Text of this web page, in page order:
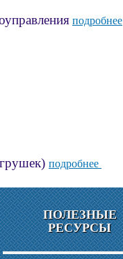
подробнее
подробнее
ПОЛЕЗНЫЕ
РЕСУРСЫ